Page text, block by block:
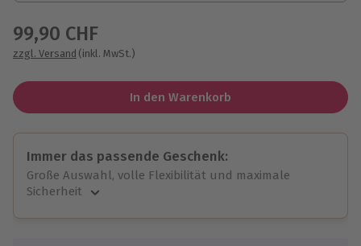
99,90 CHF
zzgl. Versand (inkl. MwSt.)
In den Warenkorb
Immer das passende Geschenk:
Große Auswahl, volle Flexibilität und maximale
Sicherheit